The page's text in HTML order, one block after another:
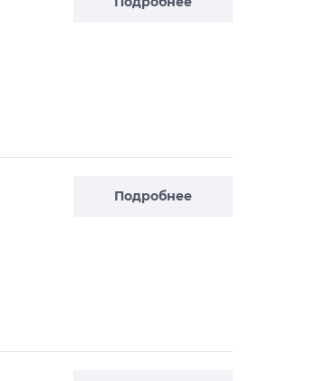
Подробнее